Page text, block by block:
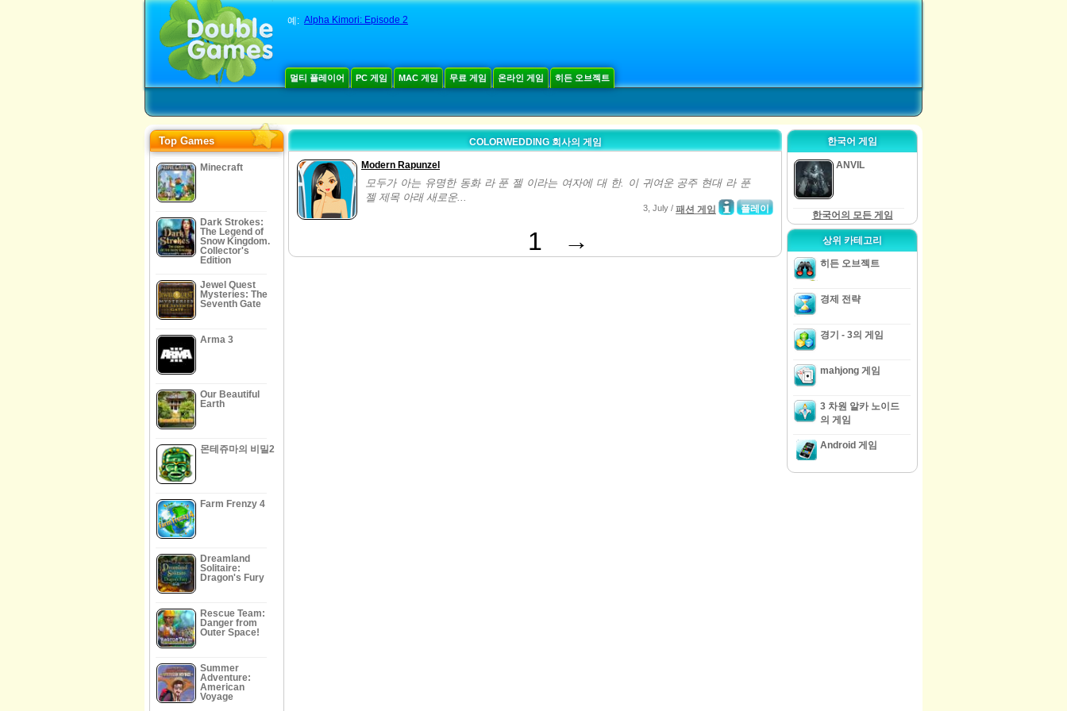
예: Alpha Kimori: Episode 2
멀티 플레이어 PC 게임 MAC 게임 무료 게임 온라인 게임 히든 오브젝트
Top Games
Minecraft
Dark Strokes:
The Legend of
Snow Kingdom.
Collector's
Edition
Jewel Quest
Mysteries: The
Seventh Gate
Arma 3
Our Beautiful
Earth
몬테쥬마의 비밀2
Farm Frenzy 4
Dreamland
Solitaire:
Dragon's Fury
Rescue Team:
Danger from
Outer Space!
Summer
Adventure:
American
Voyage
COLORWEDDING 회사의 게임
Modern Rapunzel
모두가 아는 유명한 동화 라 푼 젤 이라는 여자에 대 한. 이 귀여운 공주 현대 라 푼
젤 제목 아래 새로운...
플레이
3, July / 패션 게임
1 →
한국어 게임
ANVIL
한국어의 모든 게임
상위 카테고리
히든 오브젝트
경제 전략
경기 - 3의 게임
mahjong 게임
3 차원 알카 노이드
의 게임
Android 게임